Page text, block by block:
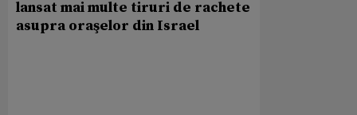
lansat mai multe tiruri de rachete
asupra oraşelor din Israel